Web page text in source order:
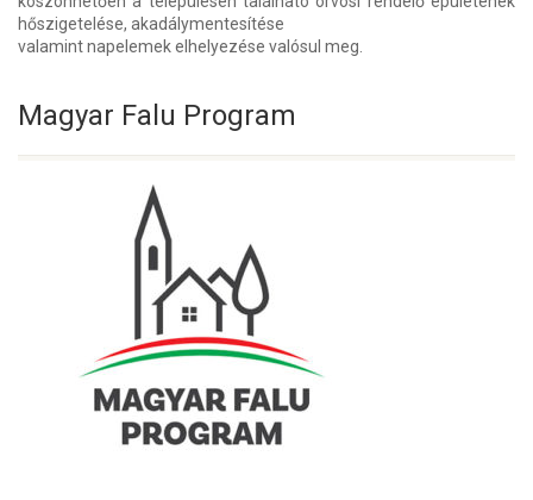
hőszigetelése, akadálymentesítése
valamint napelemek elhelyezése valósul meg.
Magyar Falu Program